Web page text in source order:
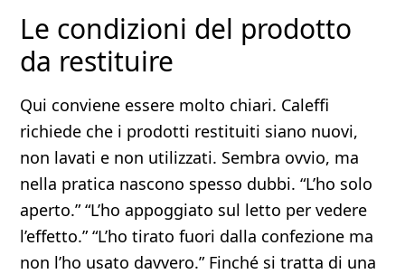
Le condizioni del prodotto
da restituire
Qui conviene essere molto chiari. Caleffi
richiede che i prodotti restituiti siano nuovi,
non lavati e non utilizzati. Sembra ovvio, ma
nella pratica nascono spesso dubbi. “L’ho solo
aperto.” “L’ho appoggiato sul letto per vedere
l’effetto.” “L’ho tirato fuori dalla confezione ma
non l’ho usato davvero.” Finché si tratta di una